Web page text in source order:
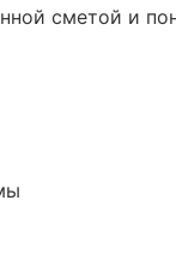
сметой и